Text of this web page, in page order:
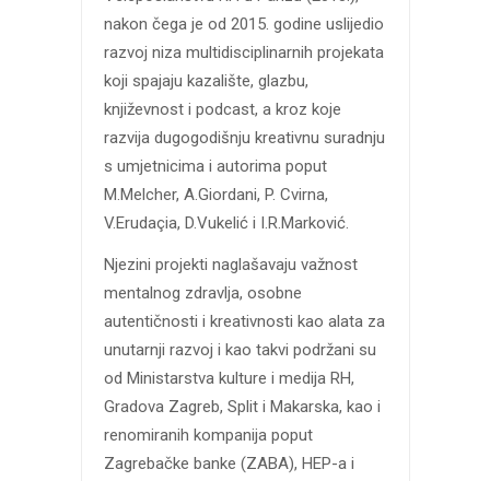
nakon čega je od 2015. godine uslijedio
razvoj niza multidisciplinarnih projekata
koji spajaju kazalište, glazbu,
književnost i podcast, a kroz koje
razvija dugogodišnju kreativnu suradnju
s umjetnicima i autorima poput
M.Melcher, A.Giordani, P. Cvirna,
V.Erudaçia, D.Vukelić i I.R.Marković.
Njezini projekti naglašavaju važnost
mentalnog zdravlja, osobne
autentičnosti i kreativnosti kao alata za
unutarnji razvoj i kao takvi podržani su
od Ministarstva kulture i medija RH,
Gradova Zagreb, Split i Makarska, kao i
renomiranih kompanija poput
Zagrebačke banke (ZABA), HEP-a i